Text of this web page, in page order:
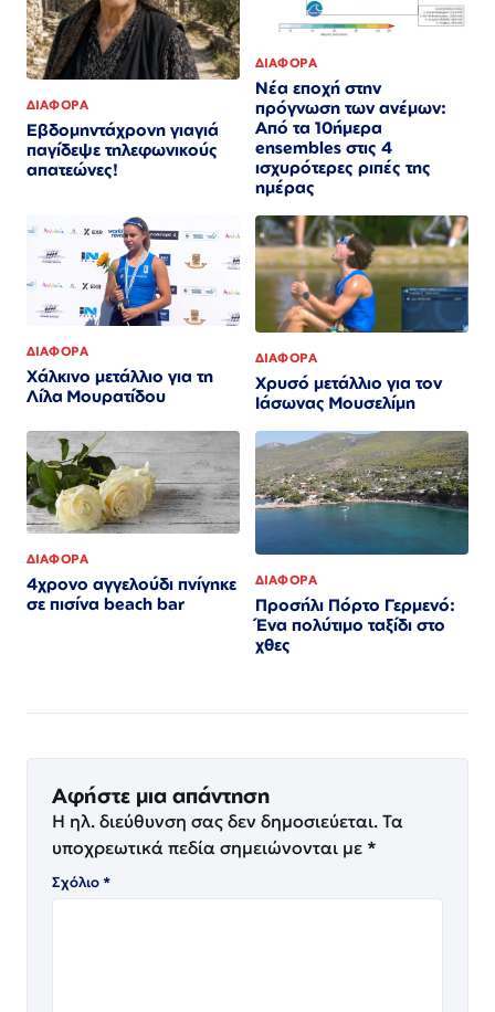
ΔΙΑΦΟΡΑ
Εβδομηντάχρονη γιαγιά
παγίδεψε τηλεφωνικούς
απατεώνες!
ΔΙΑΦΟΡΑ
Νέα εποχή στην
πρόγνωση των ανέμων:
Από τα 10ήμερα
ensembles στις 4
ισχυρότερες ριπές της
ημέρας
ΔΙΑΦΟΡΑ
Χάλκινο μετάλλιο για τη
Λίλα Μουρατίδου
ΔΙΑΦΟΡΑ
Χρυσό μετάλλιο για τον
Iάσωνας Μουσελίμη
ΔΙΑΦΟΡΑ
4χρονο αγγελούδι πνίγηκε
σε πισίνα beach bar
ΔΙΑΦΟΡΑ
Προσήλι Πόρτο Γερμενό:
Ένα πολύτιμο ταξίδι στο
χθες
Αφήστε μια απάντηση
Η ηλ. διεύθυνση σας δεν δημοσιεύεται. Τα
υποχρεωτικά πεδία σημειώνονται με *
Σχόλιο*